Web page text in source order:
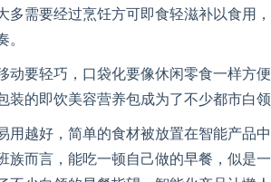
需要经过烹饪方可即食轻滋补以食用
。
要轻巧，口袋化要像休闲零食一样方便
的即饮美容营养包成为了不少都市白领
越好，简单的食材被放置在智能产品
族而言，能吃一顿自己做的早餐，似是